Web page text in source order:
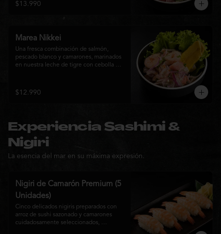
elegancia en cada bocado.
$13.990
Marea Nikkei
Una fresca combinación de salmón,
pescado blanco y camarones, marinados
en nuestra leche de tigre con cebolla
para una experiencia Nikkei llena de
frescura, equilibrio y sabor.
$12.990
Experiencia Sashimi &
Nigiri
La esencia del mar en su máxima expresión.
Nigiri de Camarón Premium (5
Unidades)
Cinco delicados nigiris preparados con
arroz de sushi sazonado y camarones
cuidadosamente seleccionados,